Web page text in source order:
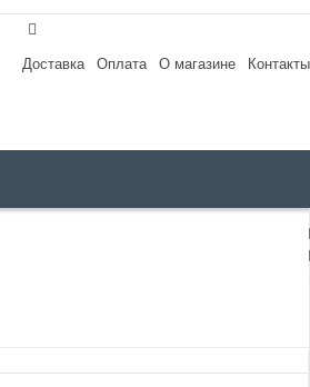
Доставка Оплата О магазине Контакты